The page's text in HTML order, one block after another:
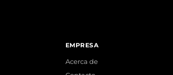
EMPRESA
Acerca de